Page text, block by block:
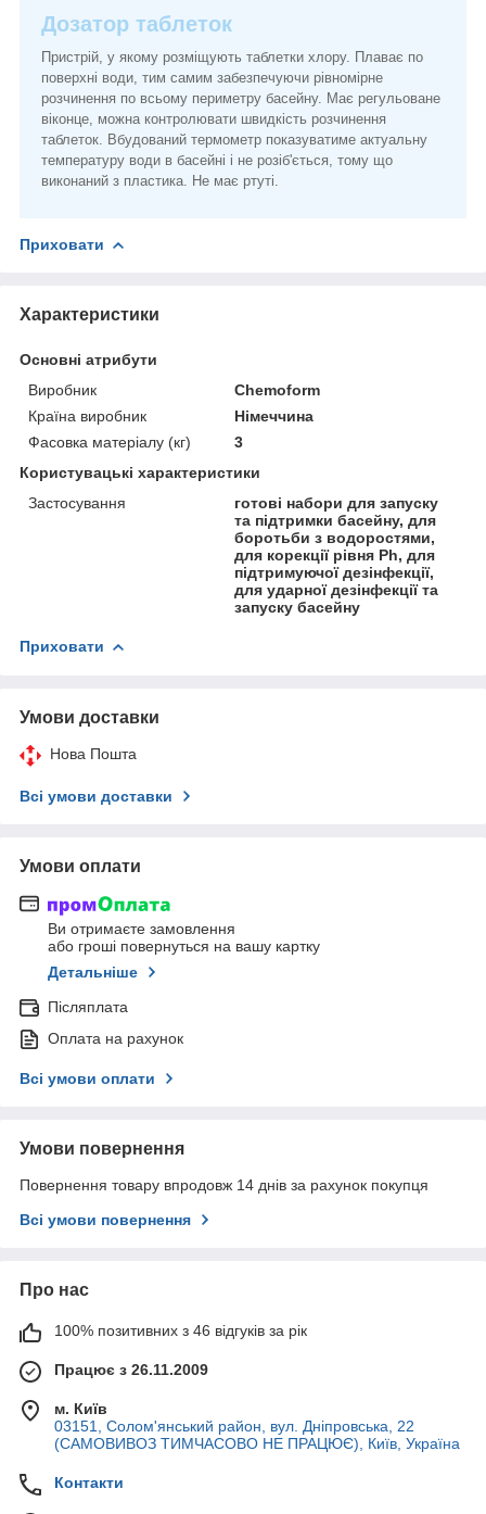
Дозатор таблеток
Пристрій, у якому розміщують таблетки хлору. Плаває по
поверхні води, тим самим забезпечуючи рівномірне
розчинення по всьому периметру басейну. Має регульоване
віконце, можна контролювати швидкість розчинення
таблеток. Вбудований термометр показуватиме актуальну
температуру води в басейні і не розіб'ється, тому що
виконаний з пластика. Не має ртуті.
Приховати
Характеристики
Основні атрибути
Виробник
Chemoform
Країна виробник
Німеччина
Фасовка матеріалу (кг)
3
Користувацькі характеристики
Застосування
готові набори для запуску
та підтримки басейну, для
боротьби з водоростями,
для корекції рівня Ph, для
підтримуючої дезінфекції,
для ударної дезінфекції та
запуску басейну
Приховати
Умови доставки
Нова Пошта
Всі умови доставки
Умови оплати
Ви отримаєте замовлення
або гроші повернуться на вашу картку
Детальніше
Післяплата
Оплата на рахунок
Всі умови оплати
Умови повернення
Повернення товару впродовж 14 днів за рахунок покупця
Всі умови повернення
Про нас
100% позитивних з 46 відгуків за рік
Працює з 26.11.2009
м. Київ
03151, Солом'янський район, вул. Дніпровська, 22
(САМОВИВОЗ ТИМЧАСОВО НЕ ПРАЦЮЄ), Київ, Україна
Контакти